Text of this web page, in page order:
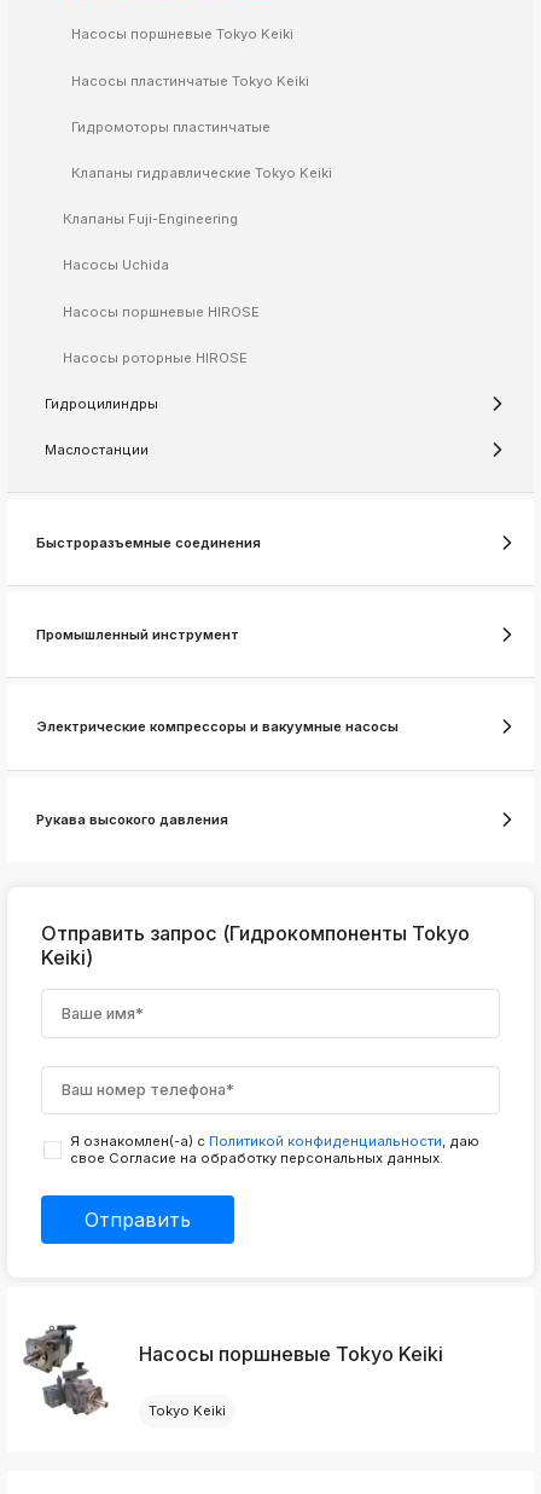
ksldkfjsdlfkjsls;ldfkgjsdl;kfkфыва
ksldkfjsdlfkjsls;ldfkgjsdl;kfkфыва
k
k
ksldkfjsdlfkjsls;ldfkgjsdl;kfkфыва
ksldkfjsdlfkjsls;ldfkgjsdl;kfkфыва
k
ksldkfjsdlfkjsls;ldfkgjsdl;kfkфыва
k
ksldkfjsdlfkjsls;ldfkgjsdl;kfkфыва
ksldkfjsdlfkjsls;ldfkgjsdl;kfkфыва
k
ksldkfjsdlfkjsls;ldfkgjsdl;kfkфыва
ksldkfjsdlfkjsls;ldfkgjsdl;kfkфыва
ksldkfjsdlfkjsls;ldfkgjsdl;kfkфыва
k
ksldkfjsdlfkjsls;ldfkgjsdl;kfkфыва
k
ksldkfjsdlfkjsls;ldfkgjsdl;kfkфыва
k
ksldkfjsdlfkjsls;ldfkgjsdl;kfkфыва
Насосы поршневые Tokyo Keiki
Насосы пластинчатые Tokyo Keiki
Гидромоторы пластинчатые
Клапаны гидравлические Tokyo Keiki
Клапаны Fuji-Engineering
Насосы Uchida
Насосы поршневые HIROSE
Насосы роторные HIROSE
Гидроцилиндры
Маслостанции
Быстроразъемные соединения
Промышленный инструмент
Электрические компрессоры и вакуумные насосы
Рукава высокого давления
Отправить запрос (Гидрокомпоненты Tokyo
Keiki)
Я ознакомлен(-а) с Политикой конфиденциальности, даю
свое Согласие на обработку персональных данных.
Отправить
Насосы поршневые Tokyo Keiki
Tokyo Keiki